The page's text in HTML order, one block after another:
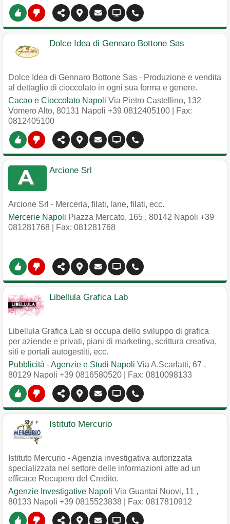
Dolce Idea di Gennaro Bottone Sas
Dolce Idea di Gennaro Bottone Sas - Produzione e vendita
al dettaglio di cioccolato in ogni sua forma e genere.
Cacao e Cioccolato Napoli Via Pietro Castellino, 132
Vomero Alto, 80131 Napoli +39 0812405100 | Fax:
0812405100
Arcione Srl
Arcione Srl - Merceria, filati, lane, filati, ecc.
Mercerie Napoli Piazza Mercato, 165 , 80142 Napoli +39
081281768 | Fax: 081281768
Libellula Grafica Lab
Libellula Grafica Lab si occupa dello sviluppo di grafica
per aziende e privati, piani di marketing, scrittura creativa,
siti e portali autogestiti, ecc.
Pubblicità - Agenzie e Studi Napoli Via A.Scarlatti, 67 ,
80129 Napoli +39 0816580520 | Fax: 0810098133
Istituto Mercurio
Istituto Mercurio - Agenzia investigativa autorizzata
specializzata nel settore delle informazioni atte ad un
efficace Recupero del Credito.
Agenzie Investigative Napoli Via Guantai Nuovi, 11 ,
80133 Napoli +39 0815523838 | Fax: 0817810912